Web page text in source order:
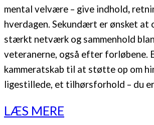
mental velvære – give indhold,
hverdagen. Sekundært er ønsket at
stærkt netværk og sammenhold
veteranerne, også efter forløbene.
kammeratskab til at støtte op om
ligestillede, et tilhørsforhold – du er
LÆS MERE